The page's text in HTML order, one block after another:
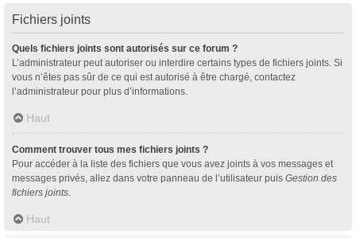
Fichiers joints
Quels fichiers joints sont autorisés sur ce forum ?
L’administrateur peut autoriser ou interdire certains types de fichiers joints. Si
vous n’êtes pas sûr de ce qui est autorisé à être chargé, contactez
l’administrateur pour plus d’informations.
Haut
Comment trouver tous mes fichiers joints ?
Pour accéder à la liste des fichiers que vous avez joints à vos messages et
messages privés, allez dans votre panneau de l’utilisateur puis Gestion des
fichiers joints.
Haut